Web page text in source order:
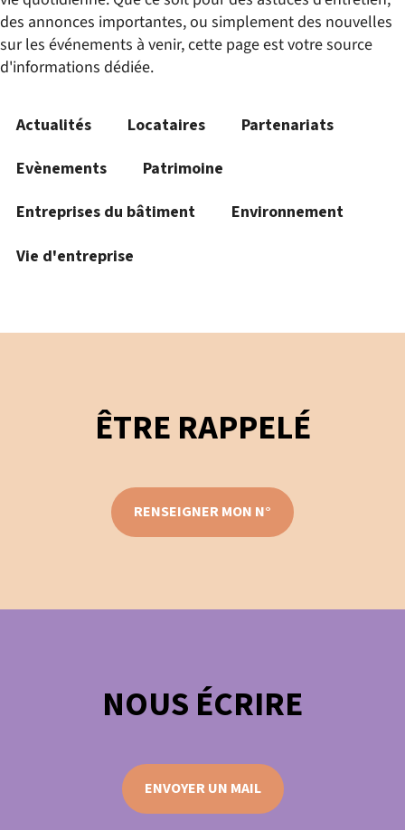
des annonces importantes, ou simplement des nouvelles
sur les événements à venir, cette page est votre source
d'informations dédiée.
Actualités Locataires
Partenariats
Evènements
Patrimoine
Entreprises du bâtiment
Environnement
Vie d'entreprise
ÊTRE RAPPELÉ
RENSEIGNER MON N°
NOUS ÉCRIRE
ENVOYER UN MAIL